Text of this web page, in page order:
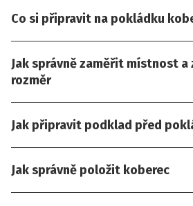
Co si připravit na pokládku
Jak správně zaměřit místnost
rozměr
Jak připravit podklad před
Jak správně položit koberec